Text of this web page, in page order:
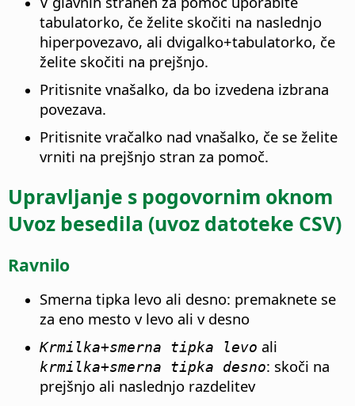
tabulatorko, če želite skočiti na naslednjo
hiperpovezavo, ali dvigalko+tabulatorko, če
želite skočiti na prejšnjo.
Pritisnite vnašalko, da bo izvedena izbrana
povezava.
Pritisnite vračalko nad vnašalko, če se želite
vrniti na prejšnjo stran za pomoč.
Upravljanje s pogovornim oknom
Uvoz besedila (uvoz datoteke CSV)
Ravnilo
Smerna tipka levo ali desno: premaknete se
za eno mesto v levo ali v desno
Krmilka+smerna tipka levo ali
krmilka+smerna tipka desno: skoči na
prejšnjo ali naslednjo razdelitev